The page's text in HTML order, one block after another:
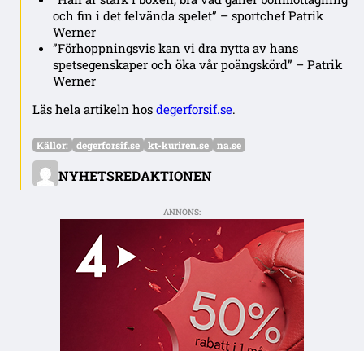
och fin i det felvända spelet” – sportchef Patrik
Werner
”Förhoppningsvis kan vi dra nytta av hans
spetsegenskaper och öka vår poängskörd” – Patrik
Werner
Läs hela artikeln hos degerforsif.se.
NYHETSREDAKTIONEN
Källor: degerforsif.se kt-kuriren.se na.se
ANNONS: